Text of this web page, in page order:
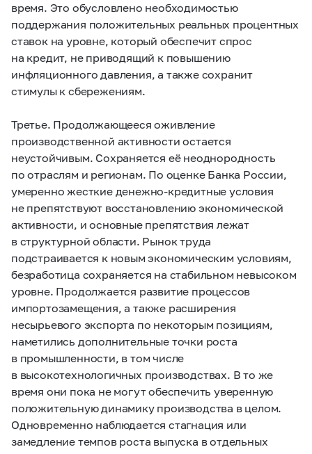
время. Это обусловлено необходимостью
поддержания положительных реальных процентных
ставок на уровне, который обеспечит спрос
на кредит, не приводящий к повышению
инфляционного давления, а также сохранит
стимулы к сбережениям.
Третье. Продолжающееся оживление
производственной активности остается
неустойчивым. Сохраняется её неоднородность
по отраслям и регионам. По оценке Банка России,
умеренно жесткие денежно-кредитные условия
не препятствуют восстановлению экономической
активности, и основные препятствия лежат
в структурной области. Рынок труда
подстраивается к новым экономическим условиям,
безработица сохраняется на стабильном невысоком
уровне. Продолжается развитие процессов
импортозамещения, а также расширения
несырьевого экспорта по некоторым позициям,
наметились дополнительные точки роста
в промышленности, в том числе
в высокотехнологичных производствах. В то же
время они пока не могут обеспечить уверенную
положительную динамику производства в целом.
Одновременно наблюдается стагнация или
замедление темпов роста выпуска в отдельных